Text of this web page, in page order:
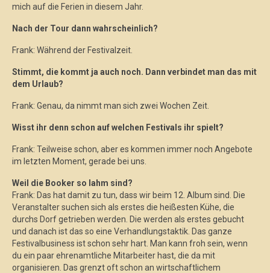
mich auf die Ferien in diesem Jahr.
Nach der Tour dann wahrscheinlich?
Frank: Während der Festivalzeit.
Stimmt, die kommt ja auch noch. Dann verbindet man das mit
dem Urlaub?
Frank: Genau, da nimmt man sich zwei Wochen Zeit.
Wisst ihr denn schon auf welchen Festivals ihr spielt?
Frank: Teilweise schon, aber es kommen immer noch Angebote
im letzten Moment, gerade bei uns.
Weil die Booker so lahm sind?
Frank: Das hat damit zu tun, dass wir beim 12. Album sind. Die
Veranstalter suchen sich als erstes die heißesten Kühe, die
durchs Dorf getrieben werden. Die werden als erstes gebucht
und danach ist das so eine Verhandlungstaktik. Das ganze
Festivalbusiness ist schon sehr hart. Man kann froh sein, wenn
du ein paar ehrenamtliche Mitarbeiter hast, die da mit
organisieren. Das grenzt oft schon an wirtschaftlichem